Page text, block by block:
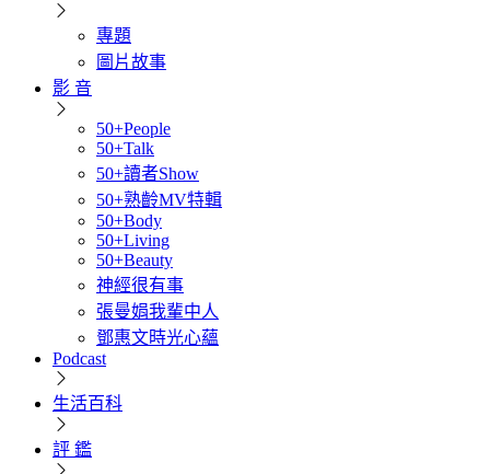
專題
圖片故事
影 音
50+People
50+Talk
50+讀者Show
50+熟齡MV特輯
50+Body
50+Living
50+Beauty
神經很有事
張曼娟我輩中人
鄧惠文時光心蘊
Podcast
生活百科
評 鑑